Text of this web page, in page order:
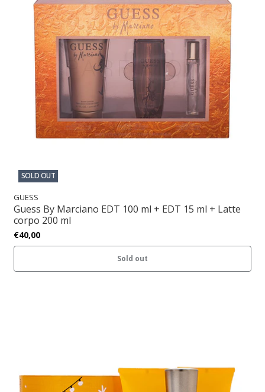
SOLD OUT
GUESS
Guess By Marciano EDT 100 ml + EDT 15 ml + Latte
corpo 200 ml
€40,00
Sold out